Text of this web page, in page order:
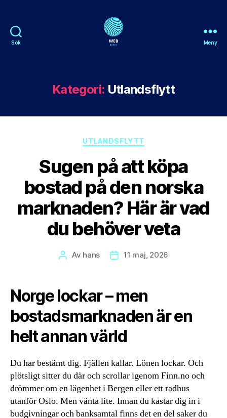
Sök Meny
Kategori: Utlandsflytt
Kategorier
UTLANDSFLYTT
Sugen på att köpa
bostad på den norska
marknaden? Här är vad
du behöver veta
Inläggsförfattare
Av hans Inläggsdatum
11 maj, 2026
Norge lockar – men
bostadsmarknaden är en
helt annan värld
Du har bestämt dig. Fjällen kallar. Lönen lockar. Och
plötsligt sitter du där och scrollar igenom Finn.no och
drömmer om en lägenhet i Bergen eller ett radhus
utanför Oslo. Men vänta lite. Innan du kastar dig in i
budgivningar och banksamtal finns det en del saker du